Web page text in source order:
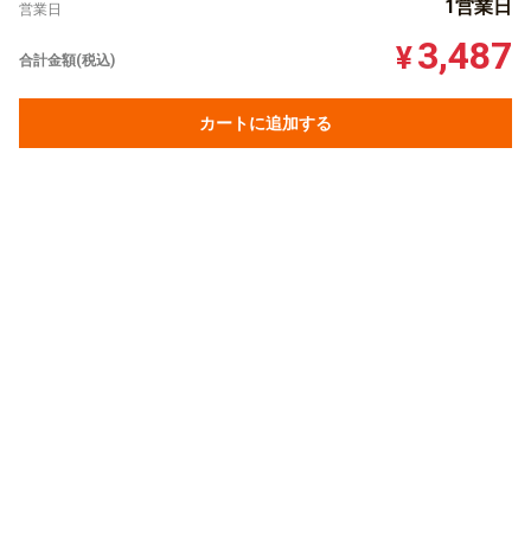
営業日 1営業日
合計金額(税込) ¥3,487
カートに追加する